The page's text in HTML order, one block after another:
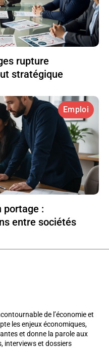
rupture
stratégique
Emploi
portage :
entre sociétés
de l’économie et
les enjeux économiques,
et donne la parole aux
interviews et dossiers